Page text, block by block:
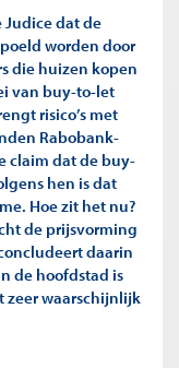
Judice dat de
worden door
die huizen kopen
van buy-to-let
risico’s met
Rabobank-
claim dat de buy-
hen is dat
Hoe zit het nu?
de prijsvorming
daarin
de hoofdstad is
waarschijnlijk